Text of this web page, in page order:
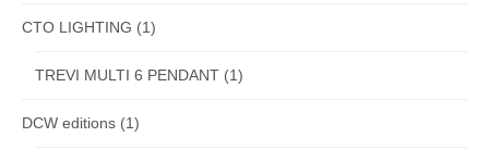
CTO LIGHTING (1)
TREVI MULTI 6 PENDANT (1)
DCW editions (1)